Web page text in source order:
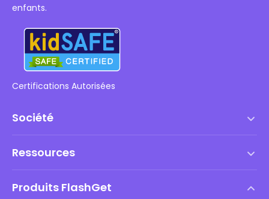
enfants.
Certifications Autorisées
Société
Politique DMCA
Ressources
Produits FlashGet